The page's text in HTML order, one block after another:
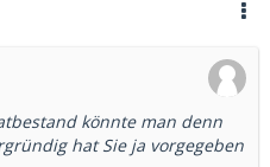
könnte man denn
hat Sie ja vorgegeben